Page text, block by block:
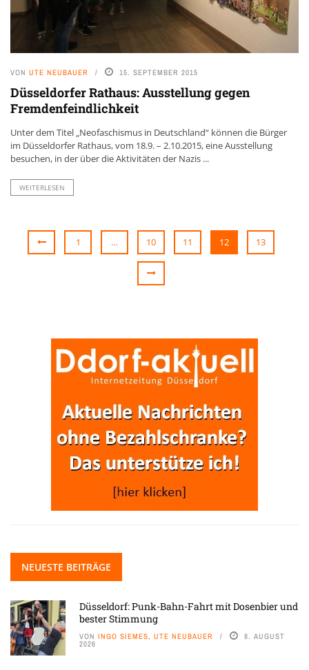
VON UTE NEUBAUER 15. SEPTEMBER 2015
Düsseldorfer Rathaus: Ausstellung gegen
Fremdenfeindlichkeit
Unter dem Titel „Neofaschismus in Deutschland“ können die Bürger
im Düsseldorfer Rathaus, vom 18.9. – 2.10.2015, eine Ausstellung
besuchen, in der über die Aktivitäten der Nazis ...
WEITERLESEN
1 … 10 11 12 13
NEUESTE BEITRÄGE
Düsseldorf: Punk-Bahn-Fahrt mit Dosenbier und
bester Stimmung
VON INGO SIEMES, UTE NEUBAUER 8. AUGUST
2026